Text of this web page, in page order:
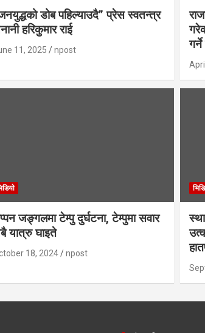
डोब पहिल्याउदै” प्रेस स्वतन्त्र
हरिकुमार राई
11, 2025 npost
जङ्गलमा टेम्पु दुर्घटना, टेम्पुमा सवार
यात्रु घाइते
18, 2024 npost